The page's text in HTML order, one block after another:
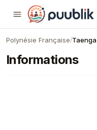
Puublik
Polynésie Française/Taenga
Informations